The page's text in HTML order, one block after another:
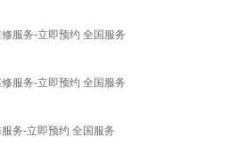
服务-立即预约 全国服务
服务-立即预约 全国服务
务-立即预约 全国服务